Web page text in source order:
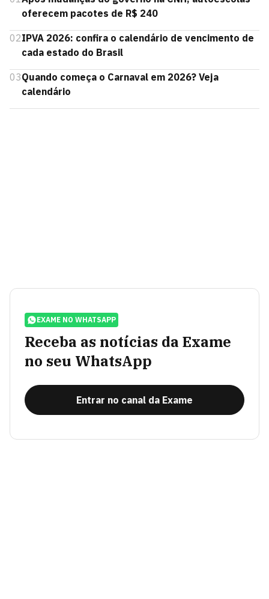
oferecem pacotes de R$ 240
02IPVA 2026: confira o calendário de vencimento de
cada estado do Brasil
03Quando começa o Carnaval em 2026? Veja
calendário
EXAME NO WHATSAPP
Receba as notícias da Exame
no seu WhatsApp
Entrar no canal da Exame